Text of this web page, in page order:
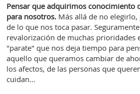
Pensar que adquirimos conocimiento
para nosotros. Más allá de no
de lo que nos toca pasar.
revalorización de muchas prioridades
"parate" que nos deja tiempo para
aquello que queramos cambiar de
los afectos, de las personas que
cuidan...